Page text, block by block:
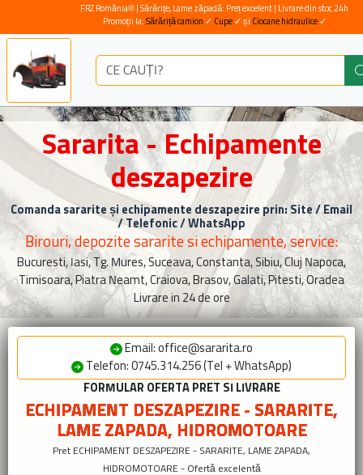
Sararita - Echipamente
deszapezire
Comanda sararite și echipamente deszapezire prin: Site / Email
/ Telefonic / WhatsApp
Birouri, depozite sararite si echipamente, service:
Bucuresti, Iasi, Tg. Mures, Suceava, Constanta, Sibiu, Cluj Napoca,
Timisoara, Piatra Neamt, Craiova, Brasov, Galati, Pitesti, Oradea
Livrare in 24 de ore
Email: office@sararita.ro
Telefon: 0745.314.256 (Tel + WhatsApp)
FORMULAR OFERTA PRET SI LIVRARE
ECHIPAMENT DESZAPEZIRE - SARARITE,
LAME ZAPADA, HIDROMOTOARE
Pret ECHIPAMENT DESZAPEZIRE - SARARITE, LAME ZAPADA,
HIDROMOTOARE - Ofertă excelentă
FRZ România® | Sărărițe, Lame zăpadă: Preț excelent | Livrare din stoc 24h
Promoții la: Sărăriță camion ✓ Cupe ✓ și Ciocane hidraulice✓